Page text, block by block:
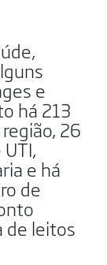
e
há 213
26
e há
de
de leitos